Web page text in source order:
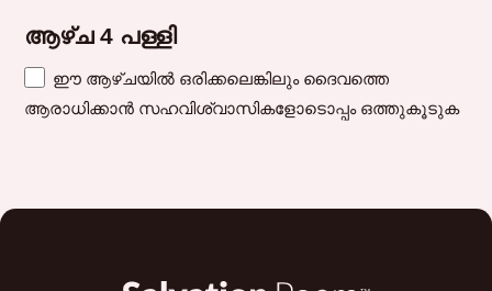
ആഴ്ച 4 പള്ളി
ഈ ആഴ്ചയിൽ ഒരിക്കലെങ്കിലും ദൈവത്തെ
ആരാധിക്കാൻ സഹവിശ്വാസികളോടൊപ്പം ഒത്തുകൂടുക